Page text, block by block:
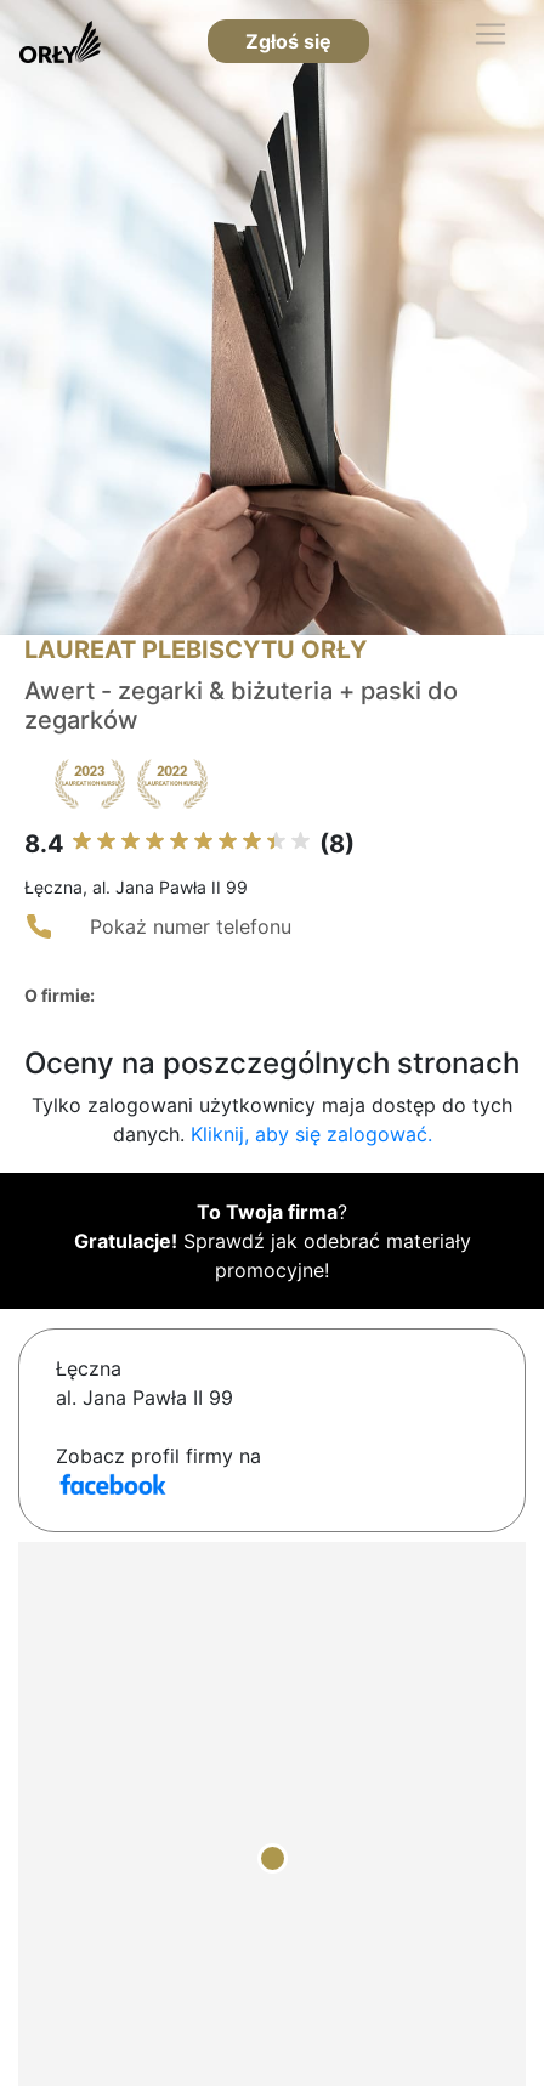
Zgłoś się
LAUREAT PLEBISCYTU ORŁY
Awert - zegarki & biżuteria + paski do
zegarków
8.4 (8)
Łęczna, al. Jana Pawła II 99
Pokaż numer telefonu
O firmie:
Oceny na poszczególnych stronach
Tylko zalogowani użytkownicy maja dostęp do tych
danych. Kliknij, aby się zalogować.
To Twoja firma?
Gratulacje! Sprawdź jak odebrać materiały
promocyjne!
Łęczna
al. Jana Pawła II 99
Zobacz profil firmy na